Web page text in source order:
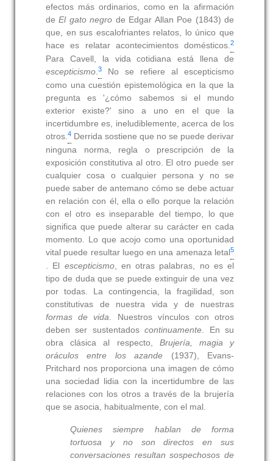
efectos más ordinarios, como en la afirmación
deEl gato negro de Edgar Allan Poe (1843) de
que, en sus escalofriantes relatos, lo único que
hace es relatar acontecimientos domésticos.2
Para Cavell, la vida cotidiana está llena de
escepticismo.3
No se refiere al escepticismo
como una cuestión epistemológica en la que la
pregunta es '¿cómo sabemos si el mundo
exterior existe?' sino a uno en el que la
incertidumbre es, ineludiblemente, acerca de los
otros.4 Derrida sostiene que no se puede derivar
ninguna norma, regla o prescripción de la
exposición constitutiva al otro. El otro puede ser
cualquier cosa o cualquier persona y no se
puede saber de antemano cómo se debe actuar
en relación con él, ella o ello porque la relación
con el otro es inseparable del tiempo, lo que
significa que puede alterar su carácter en cada
momento. Lo que acojo como una oportunidad
vital puede resultar luego en una amenaza letal5
. El escepticismo, en otras palabras, no es el
tipo de duda que se puede extinguir de una vez
por todas. La contingencia, la fragilidad, son
constitutivas de nuestra vida y de nuestras
formas de vida. Nuestros vínculos con otros
deben ser sustentadoscontinuamente. En su
obra clásica al respecto, Brujería, magia y
oráculos entre los azande (1937), Evans-
Pritchard nos proporciona una imagen de cómo
una sociedad lidia con la incertidumbre de las
relaciones con los otros a través de la brujería
que se asocia, habitualmente, con el mal.
Quienes siempre hablan de forma
tortuosa y no son directos en sus
conversaciones resultan sospechosos de